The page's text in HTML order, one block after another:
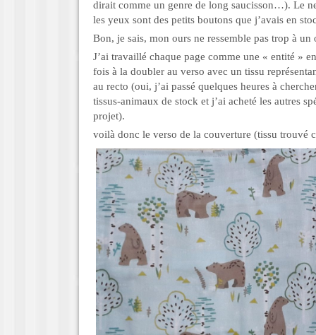
dirait comme un genre de long saucisson…). Le
les yeux sont des petits boutons que j’avais en
Bon, je sais, mon ours ne ressemble pas trop à
J’ai travaillé chaque page comme une « entité »
fois à la doubler au verso avec un tissu
au recto (oui, j’ai passé quelques heures à
tissus-animaux de stock et j’ai acheté les autres
projet).
voilà donc le verso de la couverture (tissu trouvé